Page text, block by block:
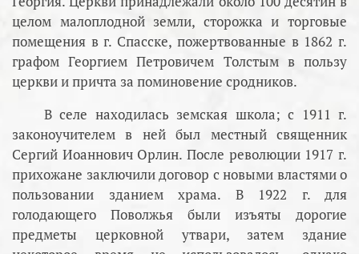
целом малоплодной земли, сторожка и торговые
помещения в г. Спасске, пожертвованные в 1862 г.
графом Георгием Петровичем Толстым в пользу
церкви и причта за поминовение сродников.
В селе находилась земская школа; с 1911 г.
законоучителем в ней был местный священник
Сергий Иоаннович Орлин. После революции 1917 г.
прихожане заключили договор с новыми властями о
пользовании зданием храма. В 1922 г. для
голодающего Поволжья были изъяты дорогие
предметы церковной утвари, затем здание